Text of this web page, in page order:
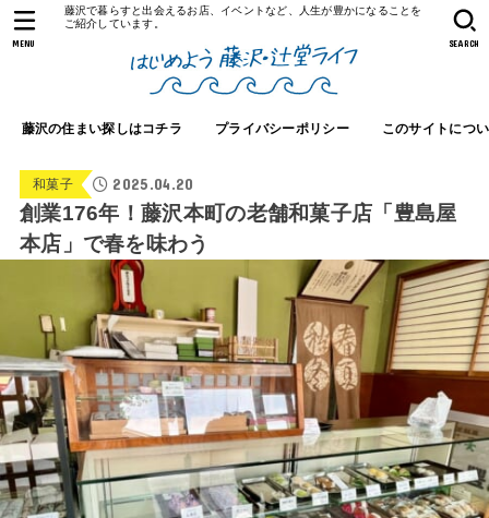
藤沢で暮らすと出会えるお店、イベントなど、人生が豊かになることを
ご紹介しています。
藤沢の住まい探しはコチラ プライバシーポリシー このサイトにつ
SEARCH
MENU
和菓子 2025.04.20
創業176年！藤沢本町の老舗和菓子店「豊島屋
本店」で春を味わう